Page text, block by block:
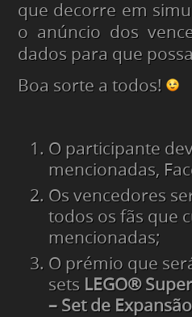
que decorre em
o anúncio dos
dados para que
Boa sorte a todos!
O participante
mencionadas,
Os vencedores
todos os fãs que
mencionadas;
O prémio que
sets LEGO®
– Set de